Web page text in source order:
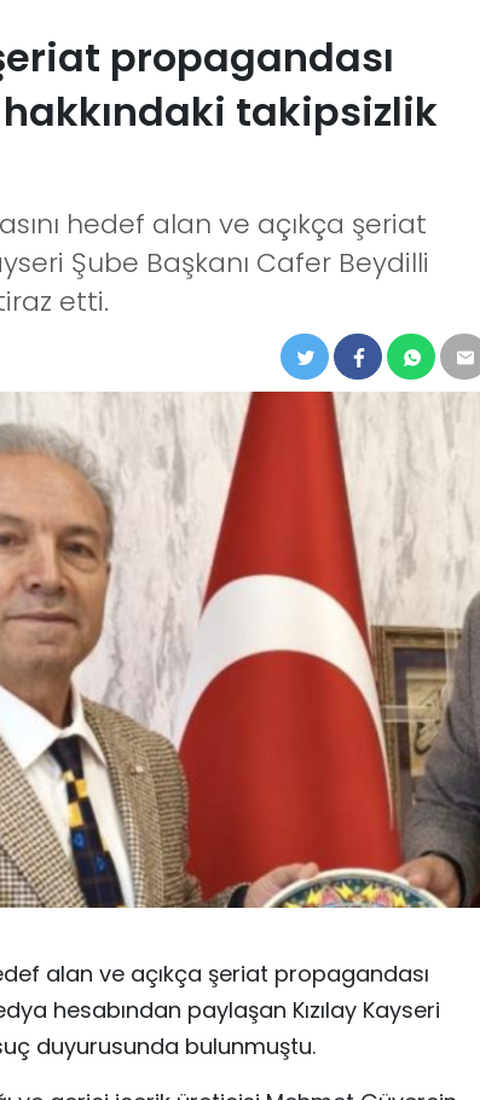
propagandası
takipsizlik
hedef alan ve açıkça şeriat
Şube Başkanı Cafer Beydilli
etti.
alan ve açıkça şeriat propagandası
hesabından paylaşan Kızılay Kayseri
duyurusunda bulunmuştu.